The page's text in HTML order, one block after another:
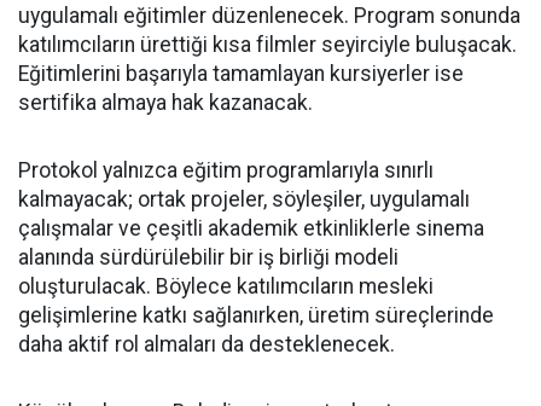
uygulamalı eğitimler düzenlenecek. Program sonunda
katılımcıların ürettiği kısa filmler seyirciyle buluşacak.
Eğitimlerini başarıyla tamamlayan kursiyerler ise
sertifika almaya hak kazanacak.
Protokol yalnızca eğitim programlarıyla sınırlı
kalmayacak; ortak projeler, söyleşiler, uygulamalı
çalışmalar ve çeşitli akademik etkinliklerle sinema
alanında sürdürülebilir bir iş birliği modeli
oluşturulacak. Böylece katılımcıların mesleki
gelişimlerine katkı sağlanırken, üretim süreçlerinde
daha aktif rol almaları da desteklenecek.